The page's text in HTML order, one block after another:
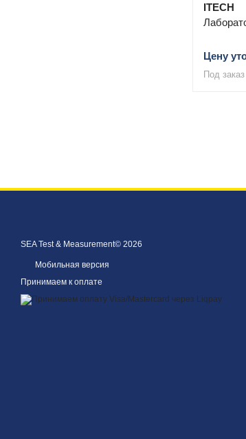
ITECH
Цену
Под заказ
SEA Test & Measurement© 2026
Мобильная версия
Принимаем к оплате